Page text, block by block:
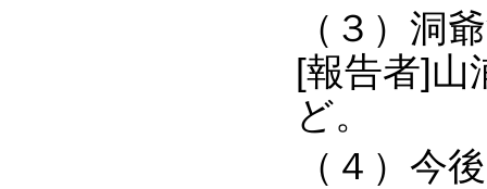
（３）洞
[報告者]山
ど。
（４）今